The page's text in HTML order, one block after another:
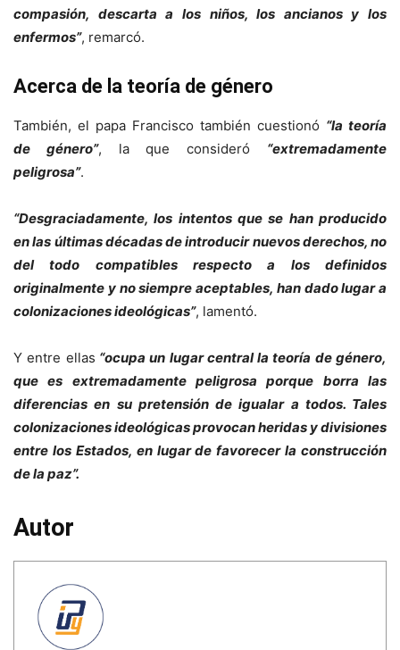
compasión, descarta a los niños, los ancianos y los
enfermos”, remarcó.
Acerca de la teoría de género
También, el papa Francisco también cuestionó “la teoría
de género”, la que consideró “extremadamente
peligrosa”.
“Desgraciadamente, los intentos que se han producido
en las últimas décadas de introducir nuevos derechos, no
del todo compatibles respecto a los definidos
originalmente y no siempre aceptables, han dado lugar a
colonizaciones ideológicas”, lamentó.
Y entre ellas “ocupa un lugar central la teoría de género,
que es extremadamente peligrosa porque borra las
diferencias en su pretensión de igualar a todos. Tales
colonizaciones ideológicas provocan heridas y divisiones
entre los Estados, en lugar de favorecer la construcción
de la paz”.
Autor